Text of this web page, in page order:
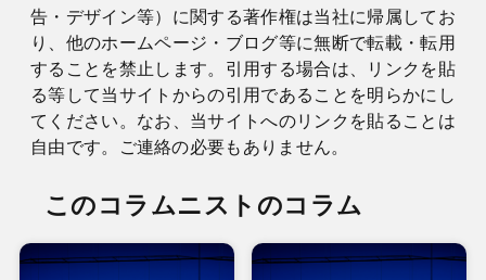
告・デザイン等）に関する著作権は当社に帰属してお
り、他のホームページ・ブログ等に無断で転載・転用
することを禁止します。引用する場合は、リンクを貼
る等して当サイトからの引用であることを明らかにし
てください。なお、当サイトへのリンクを貼ることは
自由です。ご連絡の必要もありません。
このコラムニストのコラム